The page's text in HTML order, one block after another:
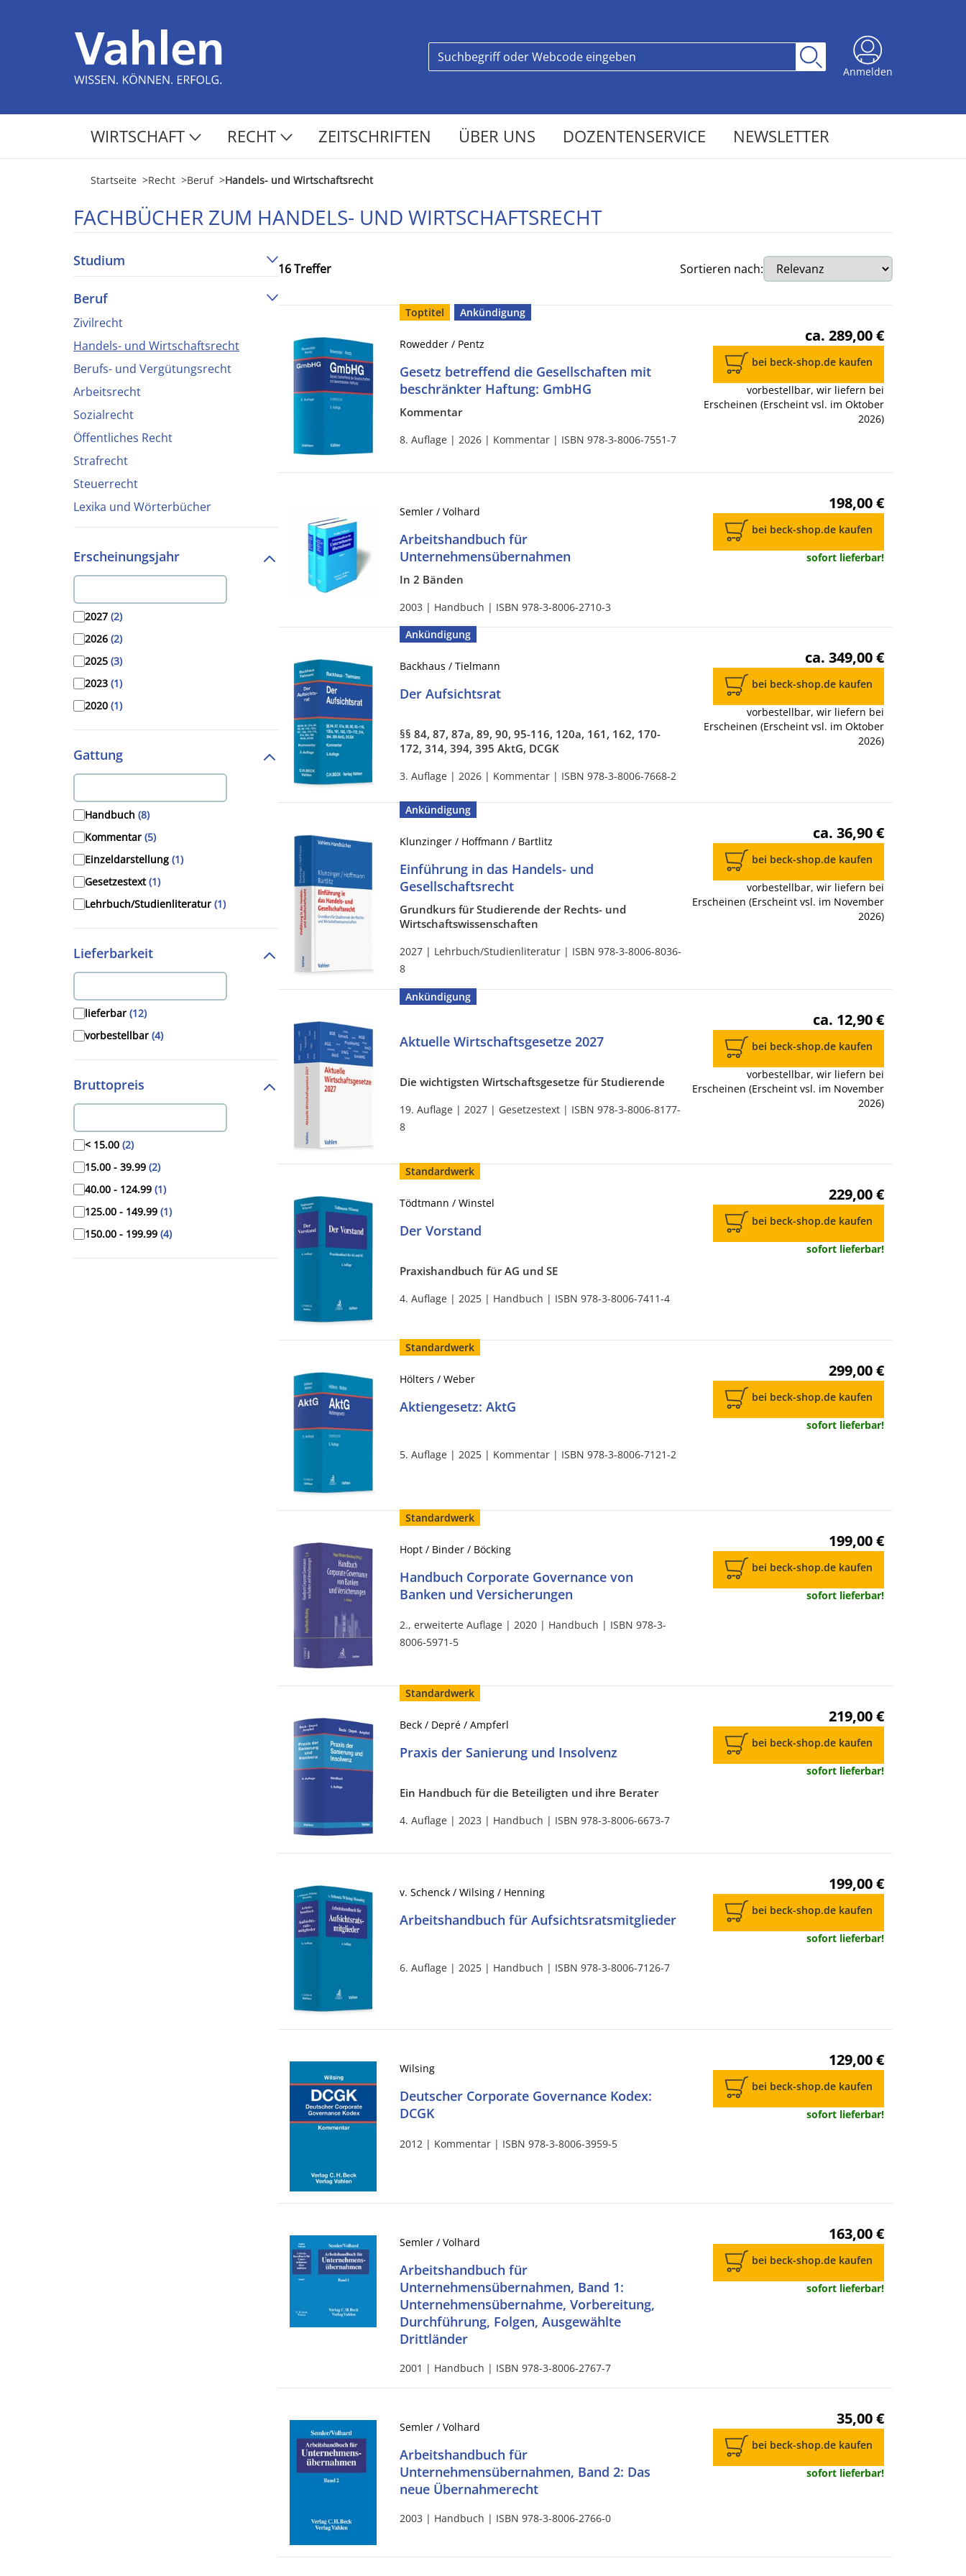
Anmelden
WIRTSCHAFT RECHT ZEITSCHRIFTEN ÜBER UNS DOZENTENSERVICE NEWSLETTER
Startseite >Recht >Beruf >Handels- und Wirtschaftsrecht
FACHBÜCHER ZUM HANDELS- UND WIRTSCHAFTSRECHT
Studium
Beruf
Zivilrecht
Handels- und Wirtschaftsrecht
Berufs- und Vergütungsrecht
Arbeitsrecht
Sozialrecht
Öffentliches Recht
Strafrecht
Steuerrecht
Lexika und Wörterbücher
Erscheinungsjahr
2027 (2)
2026 (2)
2025 (3)
2023 (1)
2020 (1)
2012(3)
2010(1)
2003(2)
Gattung
Handbuch (8)
Kommentar (5)
Einzeldarstellung (1)
Gesetzestext(1)
Lehrbuch/Studienliteratur (1)
Lieferbarkeit
lieferbar (12)
vorbestellbar (4)
Bruttopreis
< 15.00 (2)
15.00 - 39.99 (2)
40.00 - 124.99 (1)
125.00 - 149.99 (1)
150.00 - 199.99 (4)
>= 200.00(6)
16 Treffer Sortieren nach:
Toptitel Ankündigung
Rowedder / Pentz
Gesetz betreffend die Gesellschaften mit
beschränkter Haftung: GmbHG
Kommentar
8. Auflage | 2026 | Kommentar | ISBN 978-3-8006-7551-7
ca. 289,00 €
bei beck-shop.de kaufen
vorbestellbar, wir liefern bei
Erscheinen (Erscheint vsl. im Oktober
2026)
Semler / Volhard
Arbeitshandbuch für
Unternehmensübernahmen
In 2 Bänden
2003 | Handbuch | ISBN 978-3-8006-2710-3
198,00 €
bei beck-shop.de kaufen
sofort lieferbar!
Ankündigung
Backhaus / Tielmann
Der Aufsichtsrat
§§ 84, 87, 87a, 89, 90, 95-116, 120a, 161, 162, 170-
172, 314, 394, 395 AktG, DCGK
3. Auflage | 2026 | Kommentar | ISBN 978-3-8006-7668-2
ca. 349,00 €
bei beck-shop.de kaufen
vorbestellbar, wir liefern bei
Erscheinen (Erscheint vsl. im Oktober
2026)
Ankündigung
Klunzinger / Hoffmann / Bartlitz
Einführung in das Handels- und
Gesellschaftsrecht
Grundkurs für Studierende der Rechts- und
Wirtschaftswissenschaften
2027 | Lehrbuch/Studienliteratur | ISBN 978-3-8006-8036-
8
ca. 36,90 €
bei beck-shop.de kaufen
vorbestellbar, wir liefern bei
Erscheinen (Erscheint vsl. im November
2026)
Ankündigung
Aktuelle Wirtschaftsgesetze 2027
Die wichtigsten Wirtschaftsgesetze für Studierende
19. Auflage | 2027 | Gesetzestext | ISBN 978-3-8006-8177-
8
ca. 12,90 €
bei beck-shop.de kaufen
vorbestellbar, wir liefern bei
Erscheinen (Erscheint vsl. im November
2026)
Standardwerk
Tödtmann / Winstel
Der Vorstand
Praxishandbuch für AG und SE
4. Auflage | 2025 | Handbuch | ISBN 978-3-8006-7411-4
229,00 €
bei beck-shop.de kaufen
sofort lieferbar!
Standardwerk
Hölters / Weber
Aktiengesetz: AktG
5. Auflage | 2025 | Kommentar | ISBN 978-3-8006-7121-2
299,00 €
bei beck-shop.de kaufen
sofort lieferbar!
Standardwerk
Hopt / Binder / Böcking
Handbuch Corporate Governance von
Banken und Versicherungen
2., erweiterte Auflage | 2020 | Handbuch | ISBN 978-3-
8006-5971-5
199,00 €
bei beck-shop.de kaufen
sofort lieferbar!
Standardwerk
Beck / Depré / Ampferl
Praxis der Sanierung und Insolvenz
Ein Handbuch für die Beteiligten und ihre Berater
4. Auflage | 2023 | Handbuch | ISBN 978-3-8006-6673-7
219,00 €
bei beck-shop.de kaufen
sofort lieferbar!
v. Schenck / Wilsing / Henning
Arbeitshandbuch für Aufsichtsratsmitglieder
6. Auflage | 2025 | Handbuch | ISBN 978-3-8006-7126-7
199,00 €
bei beck-shop.de kaufen
sofort lieferbar!
Wilsing
Deutscher Corporate Governance Kodex:
DCGK
2012 | Kommentar | ISBN 978-3-8006-3959-5
129,00 €
bei beck-shop.de kaufen
sofort lieferbar!
Semler / Volhard
Arbeitshandbuch für
Unternehmensübernahmen, Band 1:
Unternehmensübernahme, Vorbereitung,
Durchführung, Folgen, Ausgewählte
Drittländer
2001 | Handbuch | ISBN 978-3-8006-2767-7
163,00 €
bei beck-shop.de kaufen
sofort lieferbar!
Semler / Volhard
Arbeitshandbuch für
Unternehmensübernahmen, Band 2: Das
neue Übernahmerecht
2003 | Handbuch | ISBN 978-3-8006-2766-0
35,00 €
bei beck-shop.de kaufen
sofort lieferbar!